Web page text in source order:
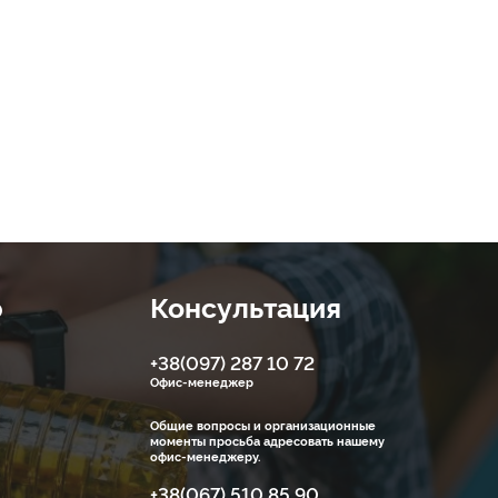
Консультация
Офис-менеджер
Общие вопросы и организационные
моменты просьба адресовать нашему
офис-менеджеру.
+38(097) 287 10 72